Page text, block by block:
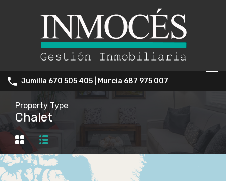
Jumilla 670 505 405 | Murcia 687 975 007
Property Type
Chalet